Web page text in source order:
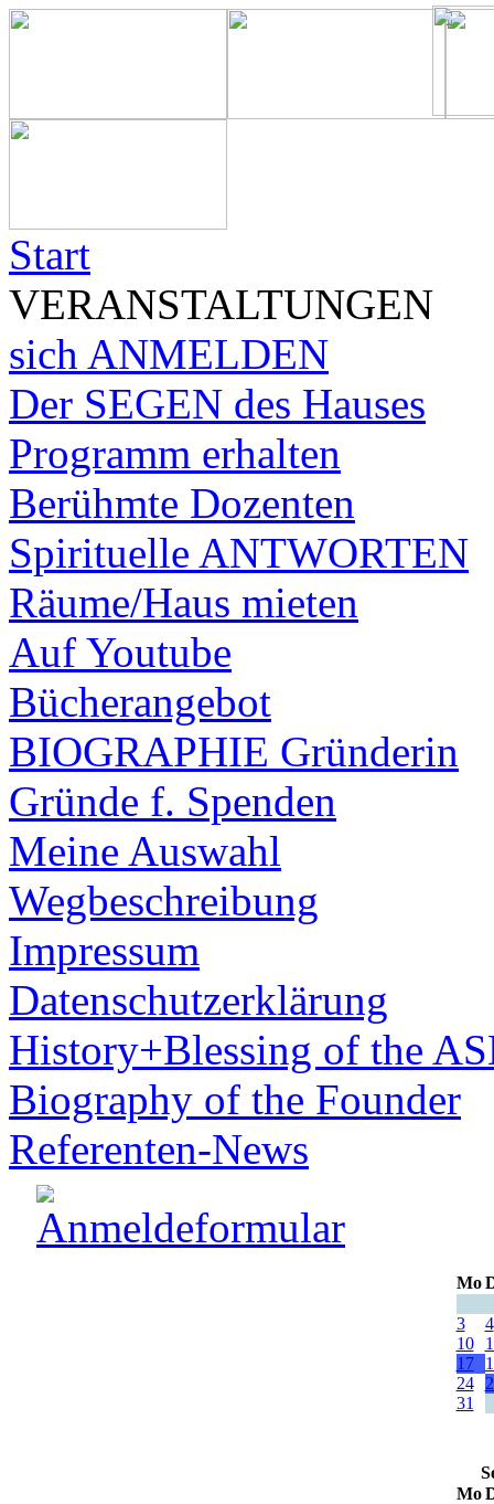
Start
VERANSTALTUNGEN
sich ANMELDEN
Der SEGEN des Hauses
Programm erhalten
Berühmte Dozenten
Spirituelle ANTWORTEN
Räume/Haus mieten
Auf Youtube
Bücherangebot
BIOGRAPHIE Gründerin
Gründe f. Spenden
Meine Auswahl
Wegbeschreibung
Impressum
Datenschutzerklärung
History+Blessing of the
Biography of the Founder
Referenten-News
Mo
3
4
10
17
24
31
Mo